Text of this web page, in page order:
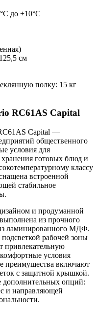
до +10°C
см
полку: 15 кг
RC61AS Capital
Capital —
общественного
условия для
готовых блюд и
классу
встроенной
стабильное
и продуманной
из прочного
ламинированного МДФ.
рабочей зоны
привлекательную
условия
преимущества включают
с защитной крышкой.
дополнительных опций:
и направляющей